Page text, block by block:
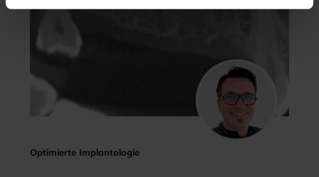
Optimierte Implantologie